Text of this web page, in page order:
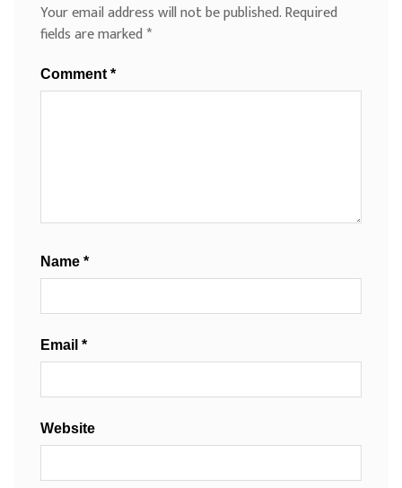
Your email address will not be published.Required
fields are marked*
Comment *
Name *
Email *
Website